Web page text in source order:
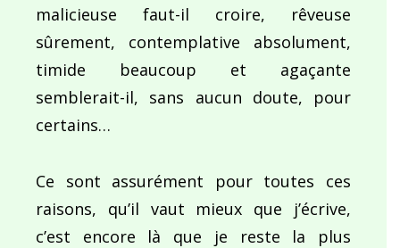
malicieuse faut-il croire, rêveuse
sûrement, contemplative absolument,
timide beaucoup et agaçante
semblerait-il, sans aucun doute, pour
certains…
Ce sont assurément pour toutes ces
raisons, qu’il vaut mieux que j’écrive,
c’est encore là que je reste la plus